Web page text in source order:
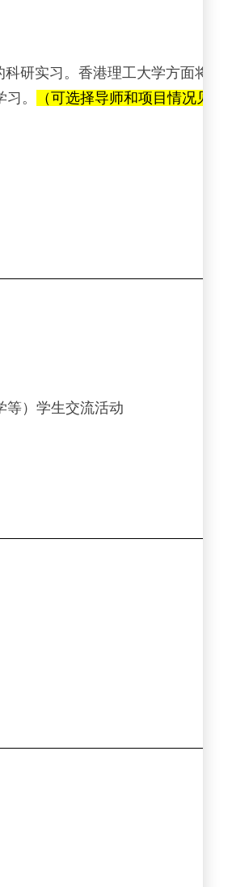
科研实习。香港理工大学方面将会为
。
（可选择导师和项目情况见附件
等）学生交流活动